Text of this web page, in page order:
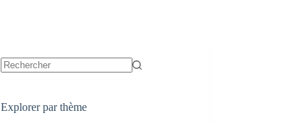
Explorer par thème